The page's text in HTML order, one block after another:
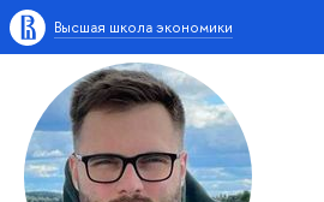
Высшая школа экономики